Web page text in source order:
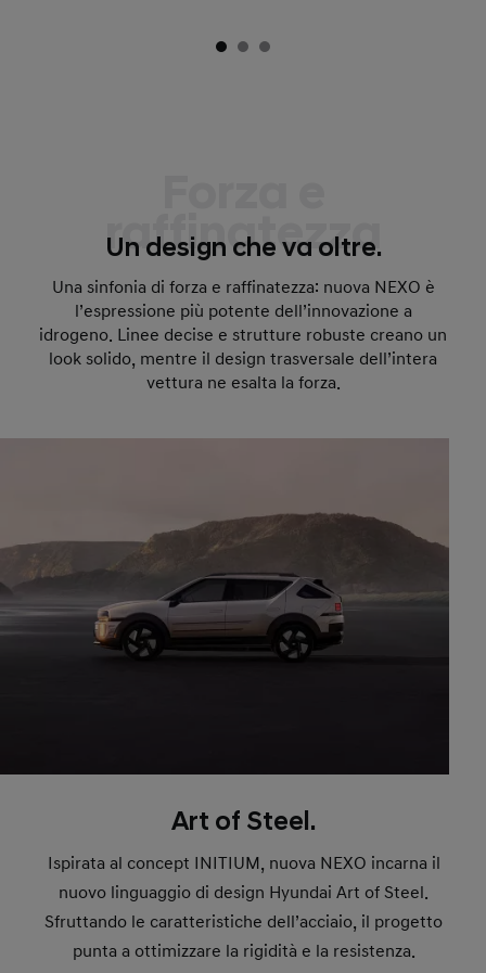
raffinatezza
Un design che va oltre.
Una sinfonia di forza e raffinatezza: nuova NEXO è
l’espressione più potente dell’innovazione a
idrogeno. Linee decise e strutture robuste creano un
look solido, mentre il design trasversale dell’intera
vettura ne esalta la forza.
Art of Steel.
Ispirata al concept INITIUM, nuova NEXO incarna il
nuovo linguaggio di design Hyundai Art of Steel.
Sfruttando le caratteristiche dell’acciaio, il progetto
punta a ottimizzare la rigidità e la resistenza.